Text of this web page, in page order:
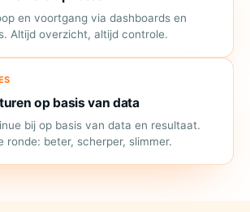
en voortgang via dashboards en
Altijd overzicht, altijd controle.
op basis van data
bij op basis van data en resultaat.
ronde: beter, scherper, slimmer.